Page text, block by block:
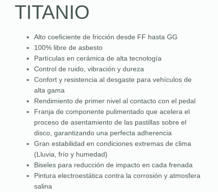
TITANIO
Alto coeficiente de fricción desde FF hasta GG
100% libre de asbesto
Partículas en cerámica de alta tecnología
Control de ruido, vibración y dureza
Confort y resistencia al desgaste para vehículos de
alta gama
Rendimiento de primer nivel al contacto con el pedal
Franja de componente pulimentado que acelera el
proceso de asentamiento de las pastillas sobre el
disco, garantizando una perfecta adherencia
Gran estabilidad en condiciones extremas de clima
(Lluvia, frío y humedad)
Biseles para reducción de impacto en cada frenada
Pintura electroestática contra la corrosión y atmosfera
salina